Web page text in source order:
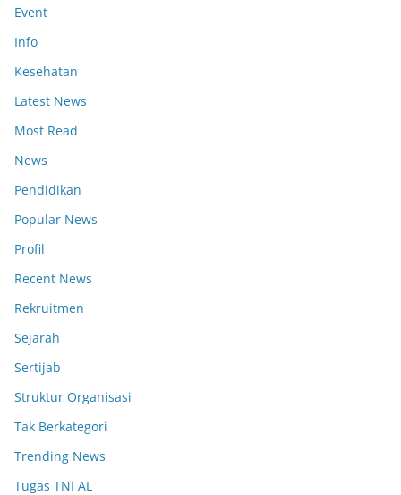
Event
Info
Kesehatan
Latest News
Most Read
News
Pendidikan
Popular News
Profil
Recent News
Rekruitmen
Sejarah
Sertijab
Struktur Organisasi
Tak Berkategori
Trending News
Tugas TNI AL